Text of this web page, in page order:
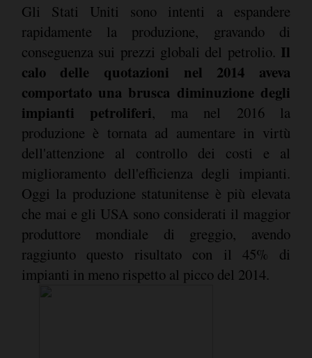
Gli Stati Uniti sono intenti a espandere
rapidamente la produzione, gravando di
conseguenza sui prezzi globali del petrolio. Il
calo delle quotazioni nel 2014 aveva
comportato una brusca diminuzione degli
impianti petroliferi, ma nel 2016 la
produzione è tornata ad aumentare in virtù
dell'attenzione al controllo dei costi e al
miglioramento dell'efficienza degli impianti.
Oggi la produzione statunitense è più elevata
che mai e gli USA sono considerati il maggior
produttore mondiale di greggio, avendo
raggiunto questo risultato con il 45% di
impianti in meno rispetto al picco del 2014.